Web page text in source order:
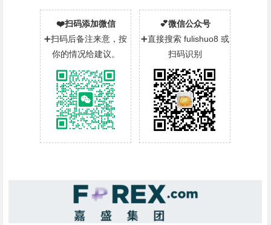
❤️扫码添加微信
➕扫码后备注来意，按
你的情况给建议。
💕微信公众号
➕直接搜索 fulishuo8 或
扫码识别